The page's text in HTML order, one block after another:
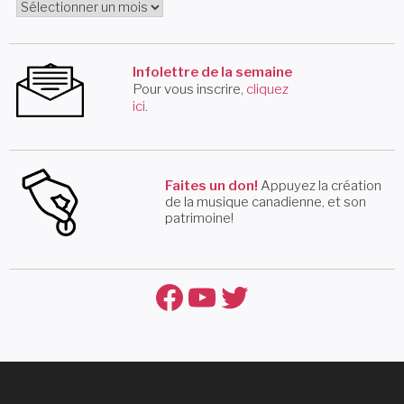
Infolettre de la semaine
Pour vous inscrire, cliquez
ici.
Faites un don! Appuyez la création
de la musique canadienne, et son
patrimoine!
Facebook
YouTube
Twitter